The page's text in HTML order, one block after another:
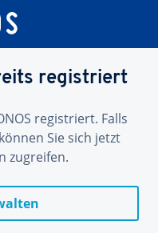
registriert
registriert. Falls
Sie sich jetzt
zugreifen.